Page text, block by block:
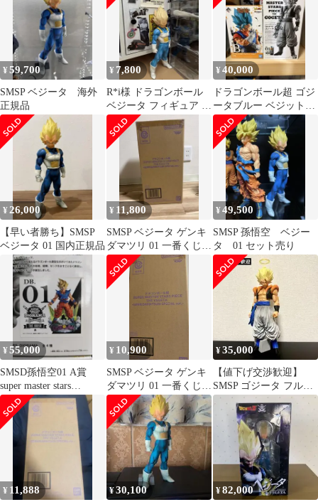
¥59,700
SMSP ベジータ 海外
正規品
¥ 7,800
R*i様 ドラゴンボール
ベジータ フィギュア 約
30cm
¥40,000
ドラゴンボール超 ゴジ
ータブルー ベジットブ
ルー フィギュア 2体セ
ット
¥ 26,000
【早い者勝ち】SMSP
ベジータ 01 国内正規品
¥ 11,800
SMSP ベジータ ゲンキ
ダマツリ 01 一番くじ
フィギュア ドラゴンボ
ール
¥49,500
SMSP 孫悟空 ベジー
タ 01 セット売り
¥55,000
SMSD孫悟空01 A賞
super master stars
diorama
¥ 10,900
SMSP ベジータ ゲンキ
ダマツリ 01 一番くじ
フィギュア ドラゴンボ
ール
¥35,000
【値下げ交渉歓迎】
SMSP ゴジータ フルリ
ペイント 劇場版カラ
¥ 11,888 ¥30,100 ¥82,000